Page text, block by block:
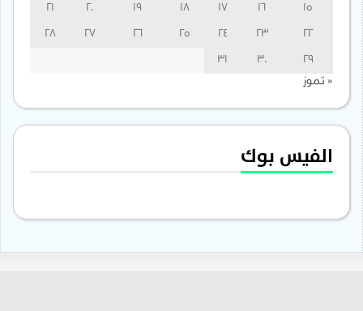
15
16
17
18
19
20
21
22
23
24
25
26
27
28
29
30
31
« تموز
الفيس بوك